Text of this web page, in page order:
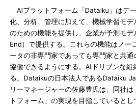
AIプラットフォーム「Dataiku」はデ
化、分析、管理に加えて、機械学習モ
のための機能を提供し、企業が予測モデ
End）で提供する。これらの機能はノー
ータの非専門家であっても専門家と共
協働できるようにする。AIドリブンな組
る。Dataikuの日本法人であるDataiku
リーマネージャーの佐藤豊氏は、同社
トフォーム」の実現を目指していると